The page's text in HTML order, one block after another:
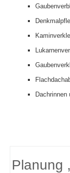
Dachrinnen
Planung